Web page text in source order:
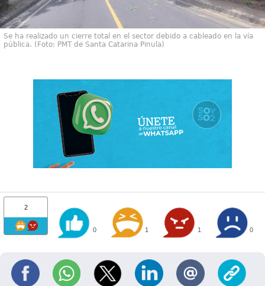
Se ha realizado un cierre total en el sector debido a cableado en la vía
pública. (Foto: PMT de Santa Catarina Pinula)
2
0 1 1 0